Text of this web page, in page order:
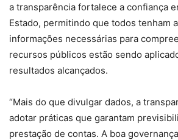
a transparência fortalece a confiança
Estado, permitindo que todos tenham
informações necessárias para
recursos públicos estão sendo
resultados alcançados.
“Mais do que divulgar dados, a
adotar práticas que garantam
prestação de contas. A boa